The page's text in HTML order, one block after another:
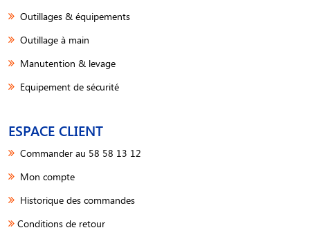
Outillages & équipements
Outillage à main
Manutention & levage
Equipement de sécurité
ESPACE CLIENT
Commander au 58 58 13 12
Mon compte
Historique des commandes
Conditions de retour